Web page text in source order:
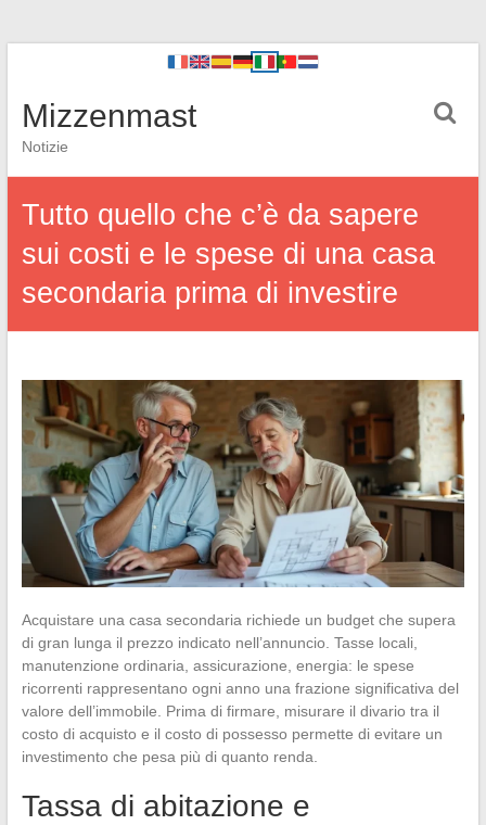
Mizzenmast
Notizie
Tutto quello che c’è da sapere
sui costi e le spese di una casa
secondaria prima di investire
Acquistare una casa secondaria richiede un budget che supera
di gran lunga il prezzo indicato nell’annuncio. Tasse locali,
manutenzione ordinaria, assicurazione, energia: le spese
ricorrenti rappresentano ogni anno una frazione significativa del
valore dell’immobile. Prima di firmare, misurare il divario tra il
costo di acquisto e il costo di possesso permette di evitare un
investimento che pesa più di quanto renda.
Tassa di abitazione e